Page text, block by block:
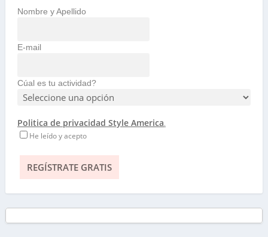
Nombre y Apellido
E-mail
Cúal es tu actividad?
Politica de privacidad Style America.
He leído y acepto